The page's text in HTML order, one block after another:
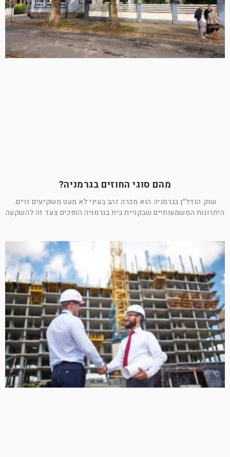
מהם סוגי החוזים בגרמניה?
שוק הנדל״ן בגרמניה הוא מכרה זהב בעיני לא מעט משקיעים זרים.
היתרונות המשמעותיים שבקניית בית בגרמניה הופכים צעד זה להשקעה